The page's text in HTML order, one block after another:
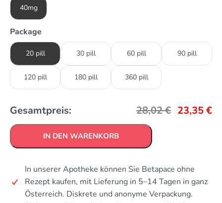
40mg
Package
20 pill 30 pill 60 pill 90 pill
120 pill 180 pill 360 pill
Gesamtpreis: 28,02€ 23,35€
IN DEN WARENKORB
In unserer Apotheke können Sie Betapace ohne
Rezept kaufen, mit Lieferung in 5–14 Tagen in ganz
Österreich. Diskrete und anonyme Verpackung.